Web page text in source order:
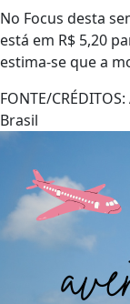
No Focus desta
está em R$ 5,20
estima-se que a
FONTE/CRÉDITOS:
Brasil